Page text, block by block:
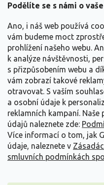
Podělíte se s námi o
Ano, i náš web používá
vám budeme moct
prohlížení našeho webu.
k analýze návštěvnosti,
s přizpůsobením webu a
vám zobrazí takové
otravovat. S vaším
a osobní údaje k
reklamních kampaní.
údajů naleznete zde:
Více informací o tom, jak
údaje, naleznete v
smluvních podmínkách
Vše o nákupu
Informace pro Vás
Kontakujte nás